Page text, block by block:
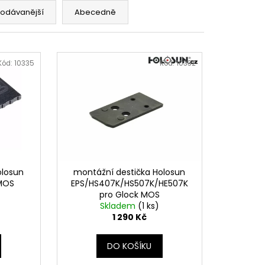
Abecedně
10335
montážní destička Holosun
EPS/HS407K/HS507K/HE507K
pro Glock MOS
Skladem (1 ks)
1 290 Kč
DO KOŠÍKU
Kód:10332